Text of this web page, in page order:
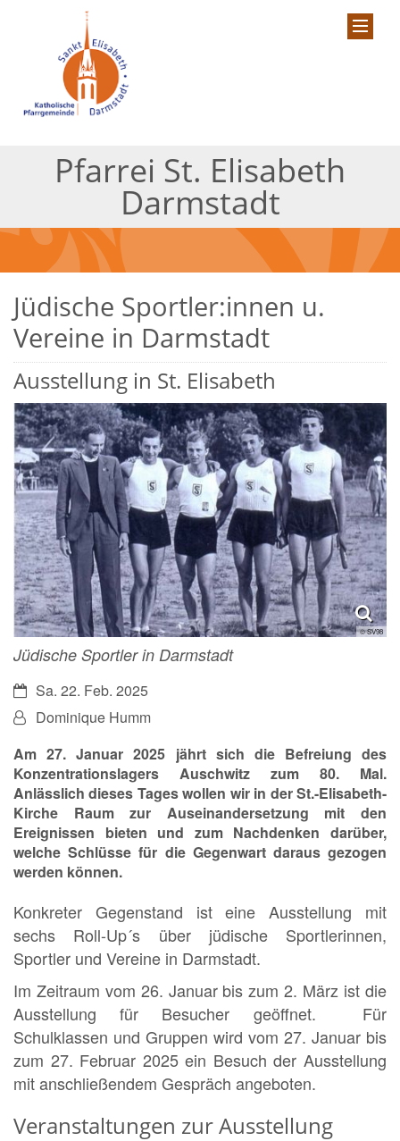
Pfarrei St. Elisabeth
Darmstadt
Jüdische Sportler:innen u.
Vereine in Darmstadt
Ausstellung in St. Elisabeth
© SV98
Jüdische Sportler in Darmstadt
Datum:Sa. 22. Feb. 2025
Von:Dominique Humm
Am 27. Januar 2025 jährt sich die Befreiung des
Konzentrationslagers Auschwitz zum 80. Mal.
Anlässlich dieses Tages wollen wir in der St.-Elisabeth-
Kirche Raum zur Auseinandersetzung mit den
Ereignissen bieten und zum Nachdenken darüber,
welche Schlüsse für die Gegenwart daraus gezogen
werden können.
Konkreter Gegenstand ist eine Ausstellung mit
sechs Roll-Up´s über jüdische Sportlerinnen,
Sportler und Vereine in Darmstadt.
Im Zeitraum vom 26. Januar bis zum 2. März ist die
Ausstellung für Besucher geöffnet. Für
Schulklassen und Gruppen wird vom 27. Januar bis
zum 27. Februar 2025 ein Besuch der Ausstellung
mit anschließendem Gespräch angeboten.
Veranstaltungen zur Ausstellung